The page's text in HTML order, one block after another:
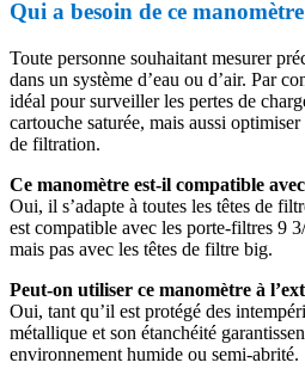
Qui a besoin de ce
Toute personne souhaitant mesurer
dans un système d’eau ou d’air. Par
idéal pour surveiller les pertes de
cartouche saturée, mais aussi
de filtration.
Ce manomètre est-il compatible
Oui, il s’adapte à toutes les têtes de
est compatible avec les porte-filtres 9
mais pas avec les têtes de filtre big.
Peut-on utiliser ce manomètre à
Oui, tant qu’il est protégé des
métallique et son étanchéité
environnement humide ou semi-abrité.